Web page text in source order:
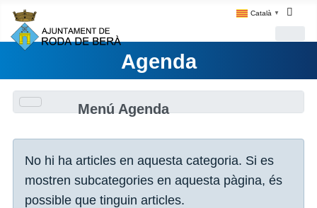
Català ▼
Agenda
Menú Agenda
Informació
No hi ha articles en aquesta categoria. Si es
mostren subcategories en aquesta pàgina, és
possible que tinguin articles.